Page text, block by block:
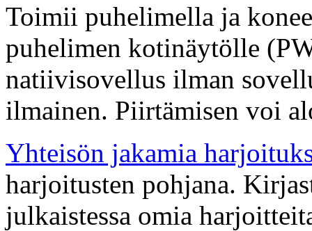
Toimii puhelimella ja
puhelimen kotinäytölle
natiivisovellus ilman
ilmainen. Piirtämisen voi
Yhteisön jakamia
harjoitusten pohjana.
julkaistessa omia